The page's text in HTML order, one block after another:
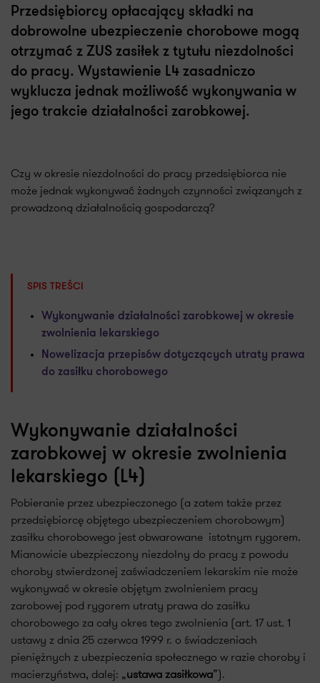
Przedsiębiorcy opłacający składki na
dobrowolne ubezpieczenie chorobowe mogą
otrzymać z ZUS zasiłek z tytułu niezdolności
do pracy. Wystawienie L4 zasadniczo
wyklucza jednak możliwość wykonywania w
jego trakcie działalności zarobkowej.
Czy w okresie niezdolności do pracy przedsiębiorca nie
może jednak wykonywać żadnych czynności związanych z
prowadzoną działalnością gospodarczą?
SPIS TREŚCI
Wykonywanie działalności zarobkowej w okresie
zwolnienia lekarskiego
Nowelizacja przepisów dotyczących utraty prawa
do zasiłku chorobowego
Wykonywanie działalności
zarobkowej w okresie zwolnienia
lekarskiego (L4)
Pobieranie przez ubezpieczonego (a zatem także przez
przedsiębiorcę objętego ubezpieczeniem chorobowym)
zasiłku chorobowego jest obwarowane istotnym rygorem.
Mianowicie ubezpieczony niezdolny do pracy z powodu
choroby stwierdzonej zaświadczeniem lekarskim nie może
wykonywać w okresie objętym zwolnieniem pracy
zarobowej pod rygorem utraty prawa do zasiłku
chorobowego za cały okres tego zwolnienia (art. 17 ust. 1
ustawy z dnia 25 czerwca 1999 r. o świadczeniach
pieniężnych z ubezpieczenia społecznego w razie choroby i
macierzyństwa, dalej: „ustawa zasiłkowa”).